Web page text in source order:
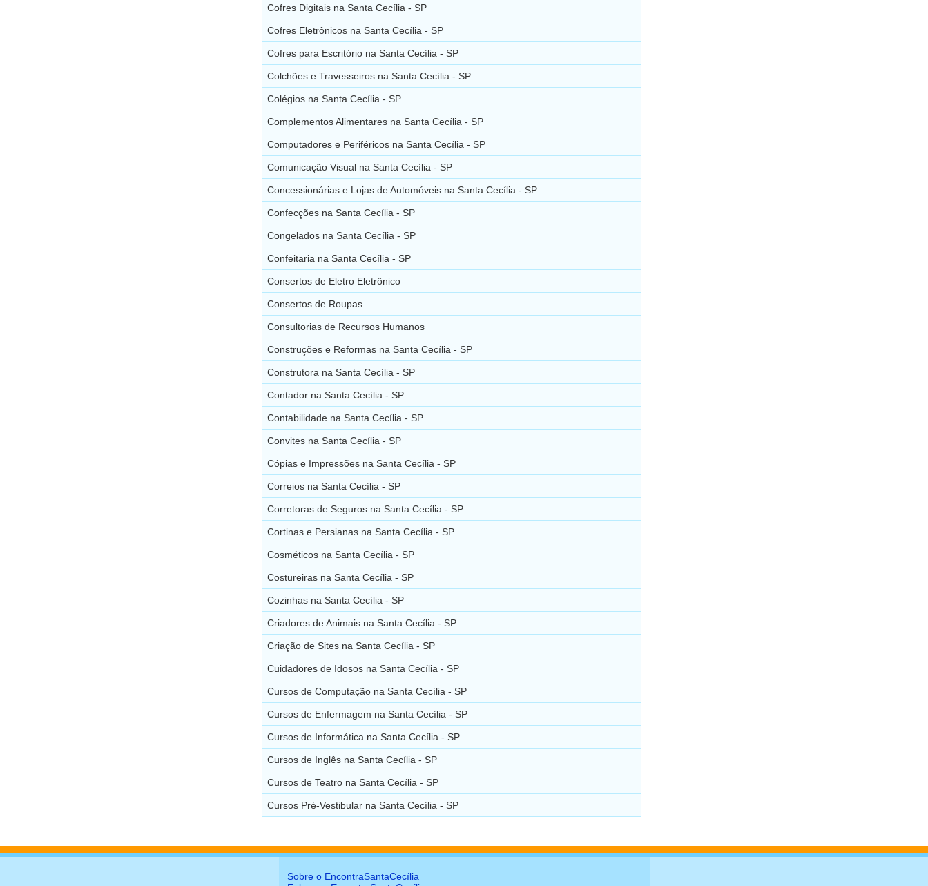
Cofres Digitais na Santa Cecília - SP
Cofres Eletrônicos na Santa Cecília - SP
Cofres para Escritório na Santa Cecília - SP
Colchões e Travesseiros na Santa Cecília - SP
Colégios na Santa Cecília - SP
Complementos Alimentares na Santa Cecília - SP
Computadores e Periféricos na Santa Cecília - SP
Comunicação Visual na Santa Cecília - SP
Concessionárias e Lojas de Automóveis na Santa Cecília - SP
Confecções na Santa Cecília - SP
Congelados na Santa Cecília - SP
Confeitaria na Santa Cecília - SP
Consertos de Eletro Eletrônico
Consertos de Roupas
Consultorias de Recursos Humanos
Construções e Reformas na Santa Cecília - SP
Construtora na Santa Cecília - SP
Contador na Santa Cecília - SP
Contabilidade na Santa Cecília - SP
Convites na Santa Cecília - SP
Cópias e Impressões na Santa Cecília - SP
Correios na Santa Cecília - SP
Corretoras de Seguros na Santa Cecília - SP
Cortinas e Persianas na Santa Cecília - SP
Cosméticos na Santa Cecília - SP
Costureiras na Santa Cecília - SP
Cozinhas na Santa Cecília - SP
Criadores de Animais na Santa Cecília - SP
Criação de Sites na Santa Cecília - SP
Cuidadores de Idosos na Santa Cecília - SP
Cursos de Computação na Santa Cecília - SP
Cursos de Enfermagem na Santa Cecília - SP
Cursos de Informática na Santa Cecília - SP
Cursos de Inglês na Santa Cecília - SP
Cursos de Teatro na Santa Cecília - SP
Cursos Pré-Vestibular na Santa Cecília - SP
Sobre o EncontraSantaCecília